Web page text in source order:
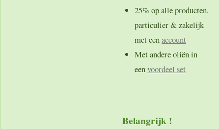
25% op alle producten,
particulier & zakelijk
met eenaccount
Met andere oliën in
eenvoordeel set
Belangrijk !